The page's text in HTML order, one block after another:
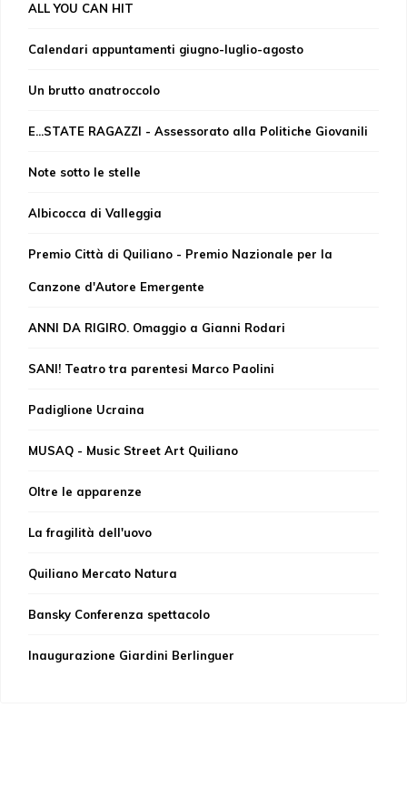
ALL YOU CAN HIT
Calendari appuntamenti giugno-luglio-agosto
Un brutto anatroccolo
E...STATE RAGAZZI - Assessorato alla Politiche Giovanili
Note sotto le stelle
Albicocca di Valleggia
Premio Città di Quiliano - Premio Nazionale per la
Canzone d'Autore Emergente
ANNI DA RIGIRO. Omaggio a Gianni Rodari
SANI! Teatro tra parentesi Marco Paolini
Padiglione Ucraina
MUSAQ - Music Street Art Quiliano
Oltre le apparenze
La fragilità dell'uovo
Quiliano Mercato Natura
Bansky Conferenza spettacolo
Inaugurazione Giardini Berlinguer